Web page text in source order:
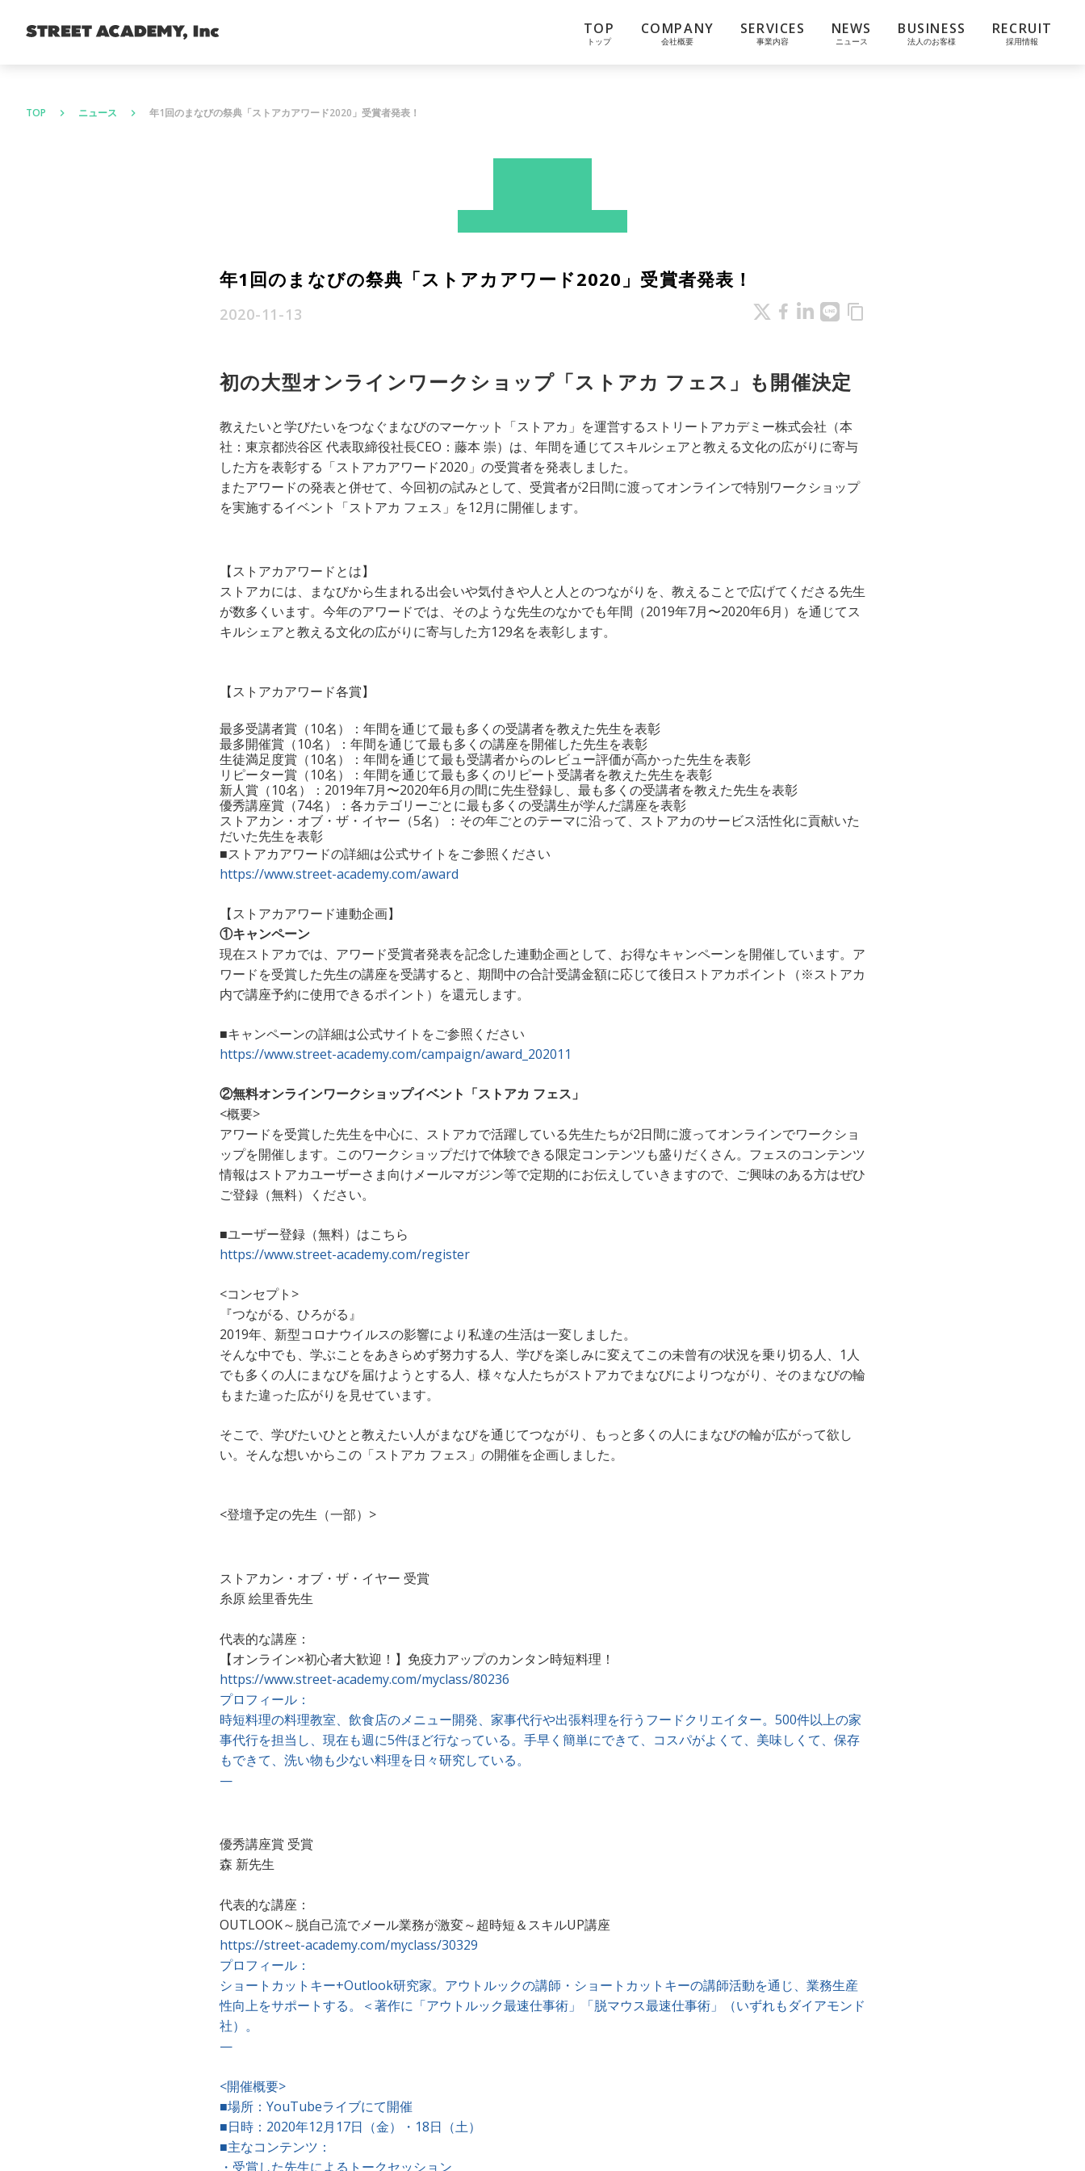
TOP
トップ
COMPANY
会社概要
SERVICES
事業内容
NEWS
ニュース
BUSINESS
法人のお客様
RECRUIT
採用情報
TOP keyboard_arrow_right ニュース keyboard_arrow_right 年1回のまなびの祭典「ストアカアワード2020」受賞者発表！
年1回のまなびの祭典「ストアカアワード2020」受賞者発表！
2020-11-13 content_copy
初の大型オンラインワークショップ「ストアカ フェス」も開催決定
教えたいと学びたいをつなぐまなびのマーケット「ストアカ」を運営するストリートアカデミー株式会社（本
社：東京都渋谷区 代表取締役社長CEO：藤本 崇）は、年間を通じてスキルシェアと教える文化の広がりに寄与
した方を表彰する「ストアカアワード2020」の受賞者を発表しました。
またアワードの発表と併せて、今回初の試みとして、受賞者が2日間に渡ってオンラインで特別ワークショップ
を実施するイベント「ストアカ フェス」を12月に開催します。
【ストアカアワードとは】
ストアカには、まなびから生まれる出会いや気付きや人と人とのつながりを、教えることで広げてくださる先生
が数多くいます。今年のアワードでは、そのような先生のなかでも年間（2019年7月〜2020年6月）を通じてス
キルシェアと教える文化の広がりに寄与した方129名を表彰します。
【ストアカアワード各賞】
最多受講者賞（10名）：年間を通じて最も多くの受講者を教えた先生を表彰
最多開催賞（10名）：年間を通じて最も多くの講座を開催した先生を表彰
生徒満足度賞（10名）：年間を通じて最も受講者からのレビュー評価が高かった先生を表彰
リピーター賞（10名）：年間を通じて最も多くのリピート受講者を教えた先生を表彰
新人賞（10名）：2019年7月〜2020年6月の間に先生登録し、最も多くの受講者を教えた先生を表彰
優秀講座賞（74名）：各カテゴリーごとに最も多くの受講生が学んだ講座を表彰
ストアカン・オブ・ザ・イヤー（5名）：その年ごとのテーマに沿って、ストアカのサービス活性化に貢献いた
だいた先生を表彰
■ストアカアワードの詳細は公式サイトをご参照ください
https://www.street-academy.com/award
【ストアカアワード連動企画】
①キャンペーン
現在ストアカでは、アワード受賞者発表を記念した連動企画として、お得なキャンペーンを開催しています。ア
ワードを受賞した先生の講座を受講すると、期間中の合計受講金額に応じて後日ストアカポイント（※ストアカ
内で講座予約に使用できるポイント）を還元します。
■キャンペーンの詳細は公式サイトをご参照ください
https://www.street-academy.com/campaign/award_202011
②無料オンラインワークショップイベント「ストアカ フェス」
<概要>
アワードを受賞した先生を中心に、ストアカで活躍している先生たちが2日間に渡ってオンラインでワークショ
ップを開催します。このワークショップだけで体験できる限定コンテンツも盛りだくさん。フェスのコンテンツ
情報はストアカユーザーさま向けメールマガジン等で定期的にお伝えしていきますので、ご興味のある方はぜひ
ご登録（無料）ください。
■ユーザー登録（無料）はこちら
https://www.street-academy.com/register
<コンセプト>
『つながる、ひろがる』
2019年、新型コロナウイルスの影響により私達の生活は一変しました。
そんな中でも、学ぶことをあきらめず努力する人、学びを楽しみに変えてこの未曾有の状況を乗り切る人、1人
でも多くの人にまなびを届けようとする人、様々な人たちがストアカでまなびによりつながり、そのまなびの輪
もまた違った広がりを見せています。
そこで、学びたいひとと教えたい人がまなびを通じてつながり、もっと多くの人にまなびの輪が広がって欲し
い。そんな想いからこの「ストアカ フェス」の開催を企画しました。
<登壇予定の先生（一部）>
ストアカン・オブ・ザ・イヤー 受賞
糸原 絵里香先生
代表的な講座：
【オンライン×初心者大歓迎！】免疫力アップのカンタン時短料理！
https://www.street-academy.com/myclass/80236
プロフィール：
時短料理の料理教室、飲食店のメニュー開発、家事代行や出張料理を行うフードクリエイター。500件以上の家
事代行を担当し、現在も週に5件ほど行なっている。手早く簡単にできて、コスパがよくて、美味しくて、保存
もできて、洗い物も少ない料理を日々研究している。
—
優秀講座賞 受賞
森 新先生
代表的な講座：
OUTLOOK～脱自己流でメール業務が激変～超時短＆スキルUP講座
https://street-academy.com/myclass/30329
プロフィール：
ショートカットキー+Outlook研究家。アウトルックの講師・ショートカットキーの講師活動を通じ、業務生産
性向上をサポートする。＜著作に「アウトルック最速仕事術」「脱マウス最速仕事術」（いずれもダイアモンド
社）。
—
<開催概要>
■場所：YouTubeライブにて開催
■日時：2020年12月17日（金）・18日（土）
■主なコンテンツ：
・受賞した先生によるトークセッション